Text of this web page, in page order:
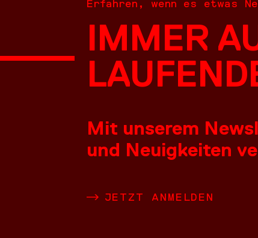
NEUES
Erfahren, wenn es etwas
IMMER
Mit unserem
und Neuigkeiten
JETZT ANMELDEN